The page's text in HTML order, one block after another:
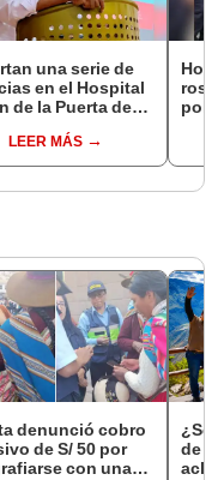
una serie de
en el Hospital
de la Puerta de
LEER MÁS
denunció cobro
de S/ 50 por
con una
¿Se
de